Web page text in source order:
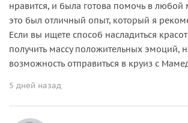
нравится, и была готова помочь в
это был отличный опыт, который я
Если вы ищете способ насладиться
получить массу положительных эмоций,
возможность отправиться в круиз с
5 дней назад